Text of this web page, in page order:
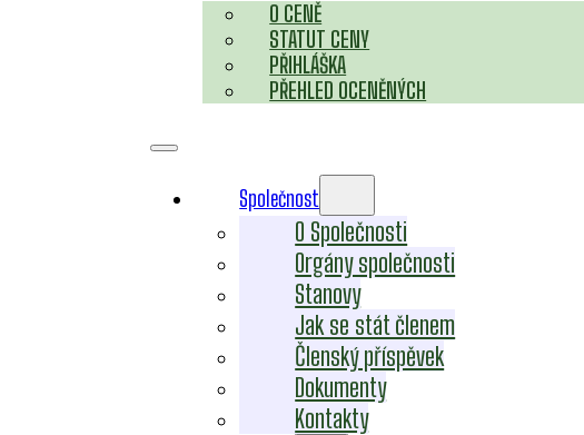
O CENĚ
STATUT CENY
PŘIHLÁŠKA
PŘEHLED OCENĚNÝCH
Společnost
O Společnosti
Orgány společnosti
Stanovy
Jak se stát členem
Členský příspěvek
Dokumenty
Kontakty